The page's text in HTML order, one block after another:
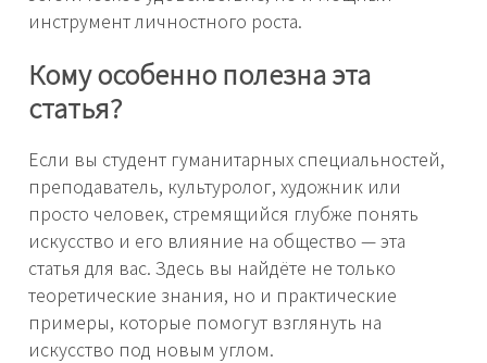
инструмент личностного роста.
Кому особенно полезна эта
статья?
Если вы студент гуманитарных специальностей,
преподаватель, культуролог, художник или
просто человек, стремящийся глубже понять
искусство и его влияние на общество — эта
статья для вас. Здесь вы найдёте не только
теоретические знания, но и практические
примеры, которые помогут взглянуть на
искусство под новым углом.